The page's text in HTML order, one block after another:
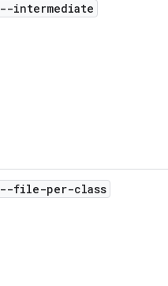
--intermediate
--file-per-class